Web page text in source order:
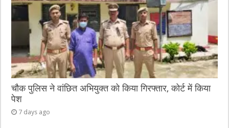
चौक पुलिस ने वांछित अभियुक्त को किया गिरफ्तार, कोर्ट में किया
पेश
7 days ago